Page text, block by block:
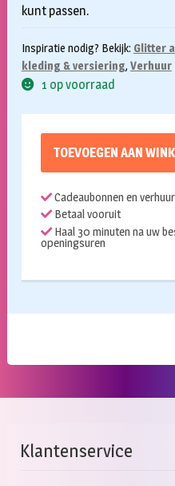
kunt passen.
Inspiratie nodig? Bekijk: Glitter
kleding & versiering, Verhuur
1 op voorraad
TOEVOEGEN AAN
Cadeaubonnen en
Betaal vooruit
Haal 30 minuten na uw
openingsuren
Klantenservice